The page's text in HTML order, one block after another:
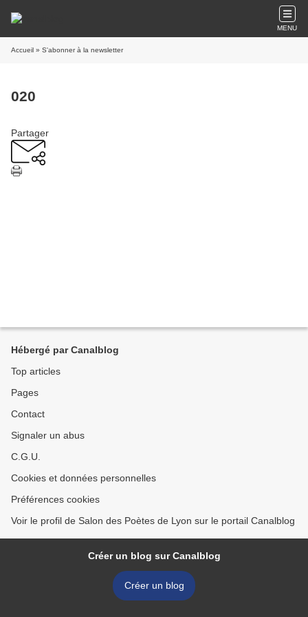
MENU
Accueil » S'abonner à la newsletter
020
Partager
Hébergé par Canalblog
Top articles
Pages
Contact
Signaler un abus
C.G.U.
Cookies et données personnelles
Préférences cookies
Voir le profil de Salon des Poètes de Lyon sur le portail Canalblog
Créer un blog sur Canalblog
Créer un blog